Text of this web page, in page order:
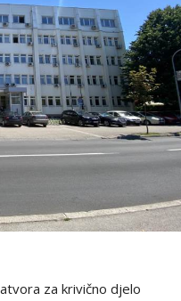
za krivično djelo